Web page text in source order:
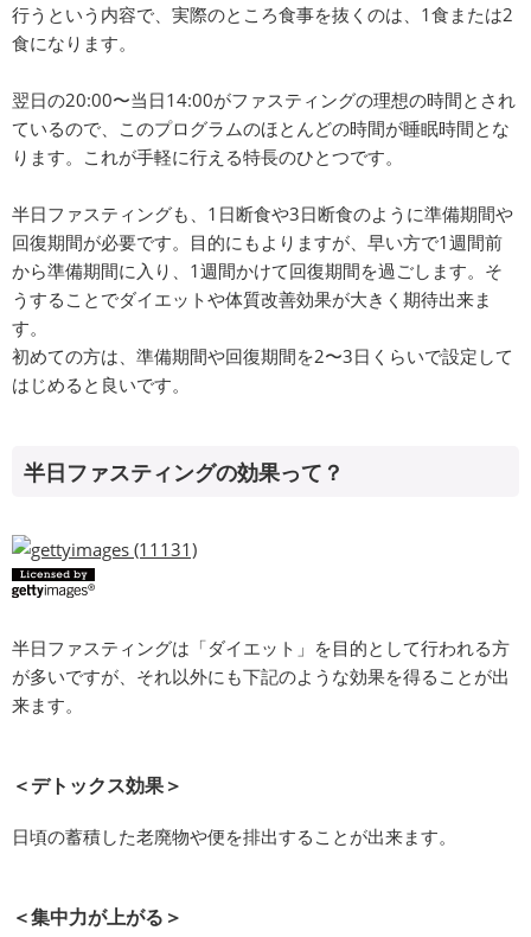
行うという内容で、実際のところ食事を抜くのは、1食または2
食になります。
翌日の20:00〜当日14:00がファスティングの理想の時間とされ
ているので、このプログラムのほとんどの時間が睡眠時間とな
ります。これが手軽に行える特長のひとつです。
半日ファスティングも、1日断食や3日断食のように準備期間や
回復期間が必要です。目的にもよりますが、早い方で1週間前
から準備期間に入り、1週間かけて回復期間を過ごします。そ
うすることでダイエットや体質改善効果が大きく期待出来ま
す。
初めての方は、準備期間や回復期間を2〜3日くらいで設定して
はじめると良いです。
半日ファスティングの効果って？
半日ファスティングは「ダイエット」を目的として行われる方
が多いですが、それ以外にも下記のような効果を得ることが出
来ます。
＜デトックス効果＞
日頃の蓄積した老廃物や便を排出することが出来ます。
＜集中力が上がる＞